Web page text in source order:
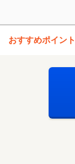
おすすめポイント